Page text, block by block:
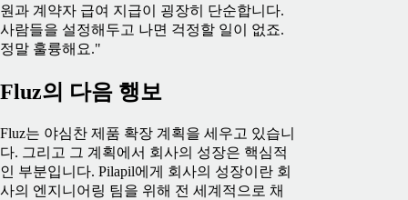
원과 계약자 급여 지급이 굉장히 단순합니다.
사람들을 설정해두고 나면 걱정할 일이 없죠.
정말 훌륭해요."
Fluz의 다음 행보
Fluz는 야심찬 제품 확장 계획을 세우고 있습니
다. 그리고 그 계획에서 회사의 성장은 핵심적
인 부분입니다. Pilapil에게 회사의 성장이란 회
사의 엔지니어링 팀을 위해 전 세계적으로 채